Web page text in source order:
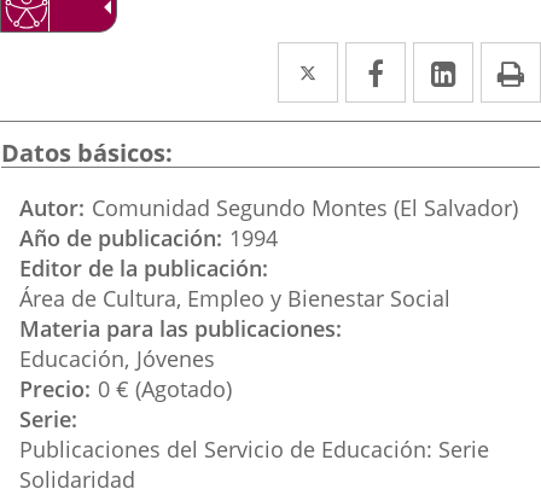
Twitter
Enlace
a
externa.
Facebook
Enlace
a
externa.
Enlace
a
Datos básicos
Autor Comunidad Segundo Montes (El Salvador)
Año de publicación 1994
Editor de la publicación
Área de Cultura, Empleo y Bienestar Social
Materia para las publicaciones
Educación Jóvenes
Precio 0 € (Agotado)
Serie
Publicaciones del Servicio de Educación: Serie
Solidaridad